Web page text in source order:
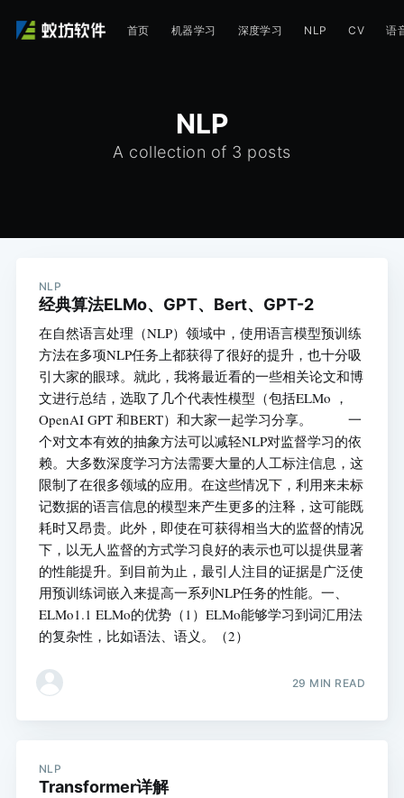
首页 机器学习 深度学习 NLP CV 语
NLP
A collection of 3 posts
NLP
经典算法ELMo、GPT、Bert、GPT-2
在自然语言处理（NLP）领域中，使用语言模型预训练
方法在多项NLP任务上都获得了很好的提升，也十分吸
引大家的眼球。就此，我将最近看的一些相关论文和博
文进行总结，选取了几个代表性模型（包括ELMo ，
OpenAI GPT 和BERT）和大家一起学习分享。 一
个对文本有效的抽象方法可以减轻NLP对监督学习的依
赖。大多数深度学习方法需要大量的人工标注信息，这
限制了在很多领域的应用。在这些情况下，利用来未标
记数据的语言信息的模型来产生更多的注释，这可能既
耗时又昂贵。此外，即使在可获得相当大的监督的情况
下，以无人监督的方式学习良好的表示也可以提供显著
的性能提升。到目前为止，最引人注目的证据是广泛使
用预训练词嵌入来提高一系列NLP任务的性能。一、
ELMo1.1 ELMo的优势（1）ELMo能够学习到词汇用法
的复杂性，比如语法、语义。（2）
29 MIN READ
NLP
Transformer详解